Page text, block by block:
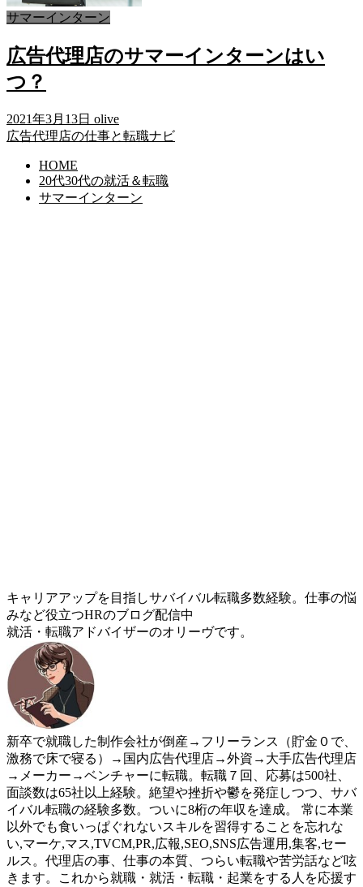
サマーインターン
広告代理店のサマーインターンはい
つ？
2021年3月13日 olive
広告代理店の仕事と転職ナビ
HOME
20代30代の就活＆転職
サマーインターン
キャリアアップを目指しサバイバル転職多数経験。仕事の悩
みなど役立つHRのブログ配信中
就活・転職アドバイザーのオリーヴです。
新卒で就職した制作会社が倒産→フリーランス（貯金０で、
激務で床で寝る）→国内広告代理店→外資→大手広告代理店
→メーカー→ベンチャーに転職。転職７回、応募は500社、
面談数は65社以上経験。絶望や挫折や鬱を発症しつつ、サバ
イバル転職の経験多数。ついに8桁の年収を達成。 常に本業
以外でも食いっぱぐれないスキルを習得することを忘れな
い,マーケ,マス,TVCM,PR,広報,SEO,SNS広告運用,集客,セー
ルス。代理店の事、仕事の本質、つらい転職や苦労話など呟
きます。これから就職・就活・転職・起業をする人を応援す